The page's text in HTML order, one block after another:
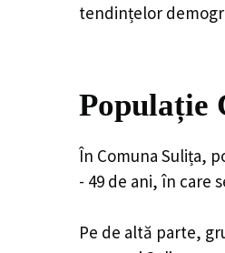
tendințelor
Populație
În Comuna Sulița,
- 49 de ani, în care
Pe de altă parte,